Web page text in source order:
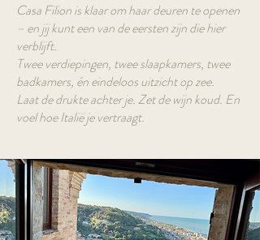
Casa Filion is klaar om haar deuren te openen
– en jij kunt een van de eersten zijn die hier
verblijft.
Twee verdiepingen, twee slaapkamers, twee
badkamers, én eindeloos uitzicht op zee.
Laat de drukte achter je. Zet de wijn koud. En
voel hoe Italië je vertraagt.